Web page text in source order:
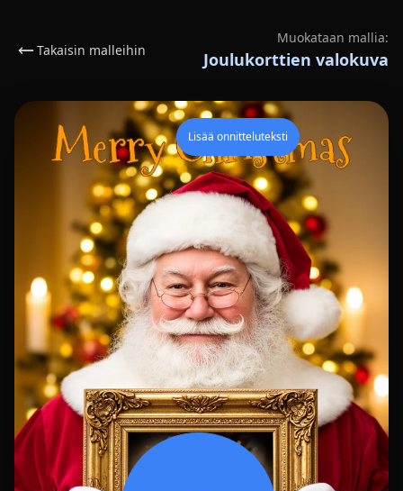
Takaisin malleihin
Muokataan mallia:
Joulukorttien valokuva
Lisää onnitteluteksti